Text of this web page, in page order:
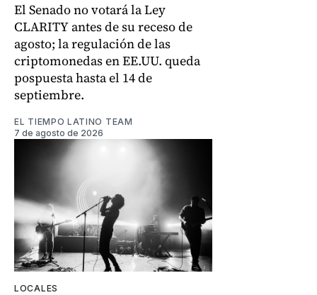
El Senado no votará la Ley
CLARITY antes de su receso de
agosto; la regulación de las
criptomonedas en EE.UU. queda
pospuesta hasta el 14 de
septiembre.
EL TIEMPO LATINO TEAM
7 de agosto de 2026
LOCALES